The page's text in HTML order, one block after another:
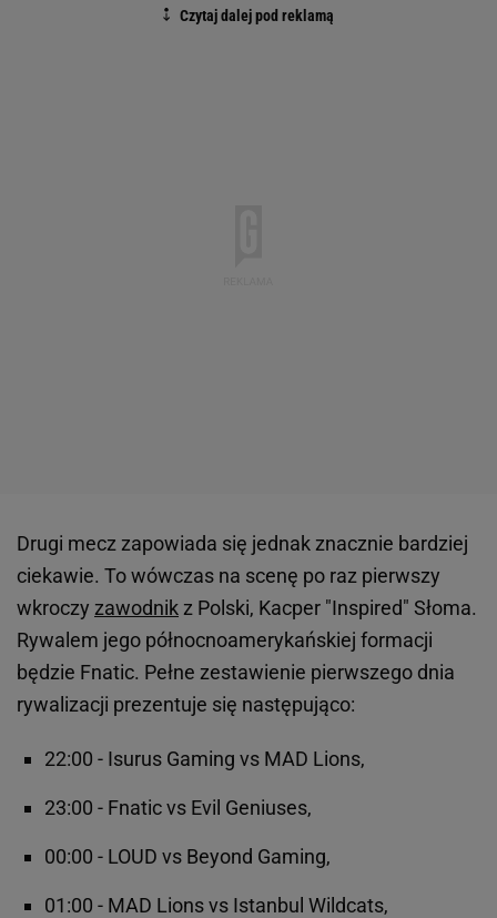
Drugi mecz zapowiada się jednak znacznie bardziej
ciekawie. To wówczas na scenę po raz pierwszy
wkroczy zawodnik z Polski, Kacper "Inspired" Słoma.
Rywalem jego północnoamerykańskiej formacji
będzie Fnatic. Pełne zestawienie pierwszego dnia
rywalizacji prezentuje się następująco:
22:00 - Isurus Gaming vs MAD Lions,
23:00 - Fnatic vs Evil Geniuses,
00:00 - LOUD vs Beyond Gaming,
01:00 - MAD Lions vs Istanbul Wildcats,